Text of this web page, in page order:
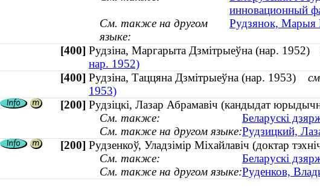
инновационный
См. также на другом
языке:
Рудзянок, Марыя
[400] Рудзіна, Маргарыта Дзмітрыеўна (нар. 1952)
нар. 1952)
[400] Рудзіна, Таццяна Дзмітрыеўна (нар. 1953)
1953)
[200] Рудзіцкі, Лазар Абрамавіч (кандыдат
См. также:
Беларускі
См. также на другом языке:Рудзицкий,
[200] Рудзенкоў, Уладзімір Міхайлавіч (доктар
См. также:
Беларускі
См. также на другом языке:Руденков,